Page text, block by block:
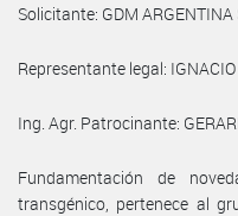
Solicitante: GDM ARGENTINA
Representante legal:
Ing. Agr. Patrocinante:
Fundamentación de
transgénico, pertenece al